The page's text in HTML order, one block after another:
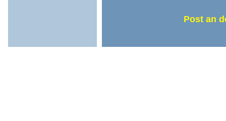
Post an